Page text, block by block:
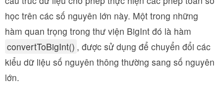
học trên các số nguyên lớn này. Một trong những
hàm quan trọng trong thư viện BigInt đó là hàm
convertToBigInt() , được sử dụng để chuyển đổi các
kiểu dữ liệu số nguyên thông thường sang số nguyên
lớn.